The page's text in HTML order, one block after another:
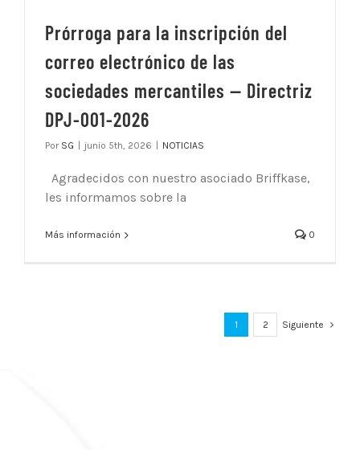
Prórroga para la inscripción del
correo electrónico de las
sociedades mercantiles — Directriz
DPJ-001-2026
Por SG | junio 5th, 2026 | NOTICIAS
Agradecidos con nuestro asociado Briffkase,
les informamos sobre la
Más información 0
1 2 Siguiente